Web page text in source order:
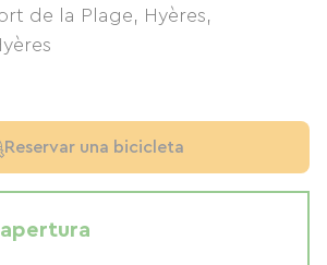
de la Plage, Hyères,
Reservar una bicicleta